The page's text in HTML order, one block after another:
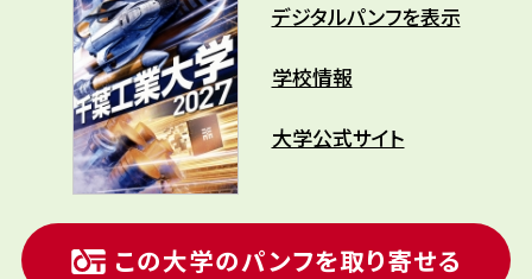
デジタルパンフを表示
学校情報
大学公式サイト
この大学のパンフを取り寄せる